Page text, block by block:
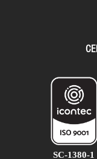
SC-1380-1